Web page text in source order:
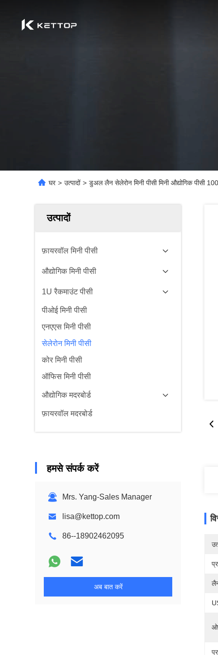
घर > उत्पादों > डुअल लैन सेलेरोन मिनी पीसी मिनी औद्योगिक पीसी
उत्पादों
फ़ायरवॉल मिनी पीसी
औद्योगिक मिनी पीसी
1U रैकमाउंट पीसी
पीओई मिनी पीसी
एनएएस मिनी पीसी
सेलेरोन मिनी पीसी
कोर मिनी पीसी
ऑफिस मिनी पीसी
औद्योगिक मदरबोर्ड
फ़ायरवॉल मदरबोर्ड
हमसे संपर्क करें
Mrs. Yang-Sales Manager
lisa@kettop.com
86--18902462095
अब बात करें